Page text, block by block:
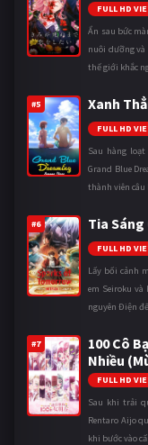
FULL HD
Ẩn sau bức
nuôi dưỡng
thế giới khắc
#5 Xanh
FULL HD
Sau hàng
Grand Blue
thành viên
#6 Tia Sáng
FULL HD
Lấy bối cảnh
em Seiroku
nguyên Điện
#7
100 Cô
Nhiều
FULL HD
Sau khi trải
Rentaro Aijo
khi bước vào